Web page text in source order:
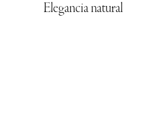
Elegancia natural